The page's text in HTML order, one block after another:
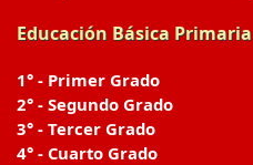
Educación Básica Primaria
1° - Primer Grado
2° - Segundo Grado
3° - Tercer Grado
4° - Cuarto Grado